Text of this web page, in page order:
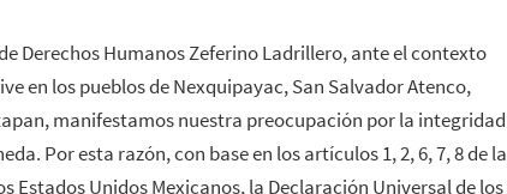
Derechos Humanos Zeferino Ladrillero, ante el contexto
en los pueblos de Nexquipayac, San Salvador Atenco,
manifestamos nuestra preocupación por la integridad
Por esta razón, con base en los artículos 1, 2, 6, 7, 8 de la
Estados Unidos Mexicanos, la Declaración Universal de los